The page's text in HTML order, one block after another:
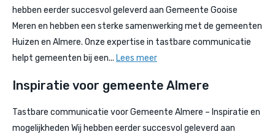
hebben eerder succesvol geleverd aan Gemeente Gooise
Meren en hebben een sterke samenwerking met de gemeenten
Huizen en Almere. Onze expertise in tastbare communicatie
helpt gemeenten bij een... Lees meer
Inspiratie voor gemeente Almere
Tastbare communicatie voor Gemeente Almere – Inspiratie en
mogelijkheden Wij hebben eerder succesvol geleverd aan